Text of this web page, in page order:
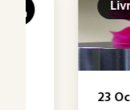
Livre
23 Octobre